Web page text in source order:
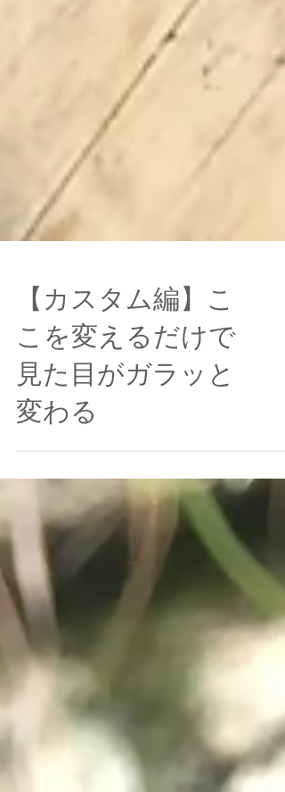
【カスタム編】こ
こを変えるだけで
見た目がガラッと
変わる